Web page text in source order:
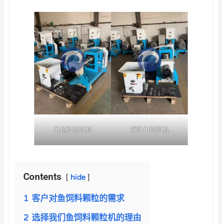
鱼颗粒制造机 浮性鱼饲料机
Contents hide
1 客户对鱼饲料颗粒的需求
2 选择我们鱼饲料颗粒机的理由